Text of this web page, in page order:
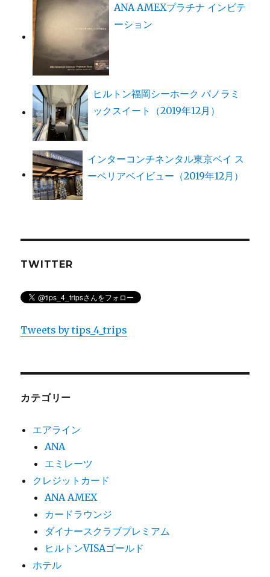
ANA AMEXプラチナ インビテ
ーション
ヒルトン福岡シーホーク パノラミ
ックスイート（2019年12月）
インターコンチネンタル東京ベイ ス
ーペリアベイビュー（2019年12月）
TWITTER
Tweets by tips_4_trips
カテゴリー
エアライン
ANA
エミレーツ
クレジットカード
ANA AMEX
カードラウンジ
ダイナースクラブプレミアム
ヒルトンVISAゴールド
ホテル